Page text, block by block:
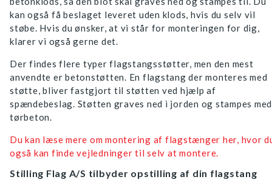
kan også få beslaget leveret uden klods, hvis du selv vil
støbe. Hvis du ønsker, at vi står for monteringen for dig,
klarer vi også gerne det.
Der findes flere typer flagstangsstøtter, men den mest
anvendte er betonstøtten. En flagstang der monteres med
støtte, bliver fastgjort til støtten ved hjælp af
spændebeslag. Støtten graves ned i jorden og stampes med
tørbeton.
Du kan læse mere om montering af flagstænger her, hvor
også kan finde vejledninger til selv at montere.
Stilling Flag A/S tilbyder opstilling af din flagstang